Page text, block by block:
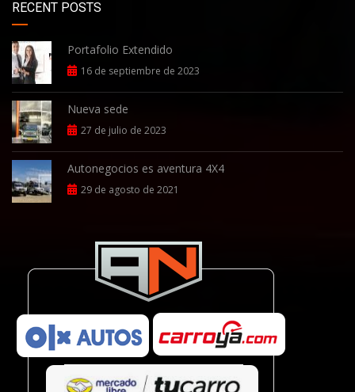
RECENT POSTS
Portafolio Extendido
16 de septiembre de 2023
Nueva sede
27 de julio de 2023
Autonegocios es aventura 4X4
29 de agosto de 2021